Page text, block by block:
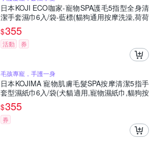
日本KOJI ECO咖家-寵物SPA護毛5指型全身清
潔手套濕巾6入/袋-藍標(貓狗通用按摩洗澡,荷荷
芭油滋潤毛孩擦澡巾,拭淨愛寵眼耳垢浮毛髒污)
$355
活動 券
毛孩專寵，手護一身
日本KOJIMA 寵物肌膚毛髮SPA按摩清潔5指手
套型濕紙巾6入/袋(犬貓適用,寵物濕紙巾,貓狗按
摩手套,毛髮清潔)
$355
券